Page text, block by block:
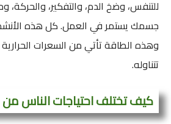
للتنفس، وضخ الدم، والتفكير، والحركة،
جسمك يستمر في العمل. كل هذه
وهذه الطاقة تأتي من السعرات
تتناوله.
كيف تختلف احتياجات الناس من